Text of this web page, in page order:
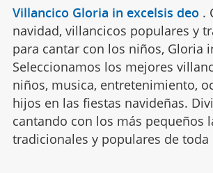
Villancico Gloria in excelsis deo .
navidad, villancicos populares y
para cantar con los niños, Gloria
Seleccionamos los mejores
niños, musica, entretenimiento,
hijos en las fiestas navideñas.
cantando con los más pequeños
tradicionales y populares de toda